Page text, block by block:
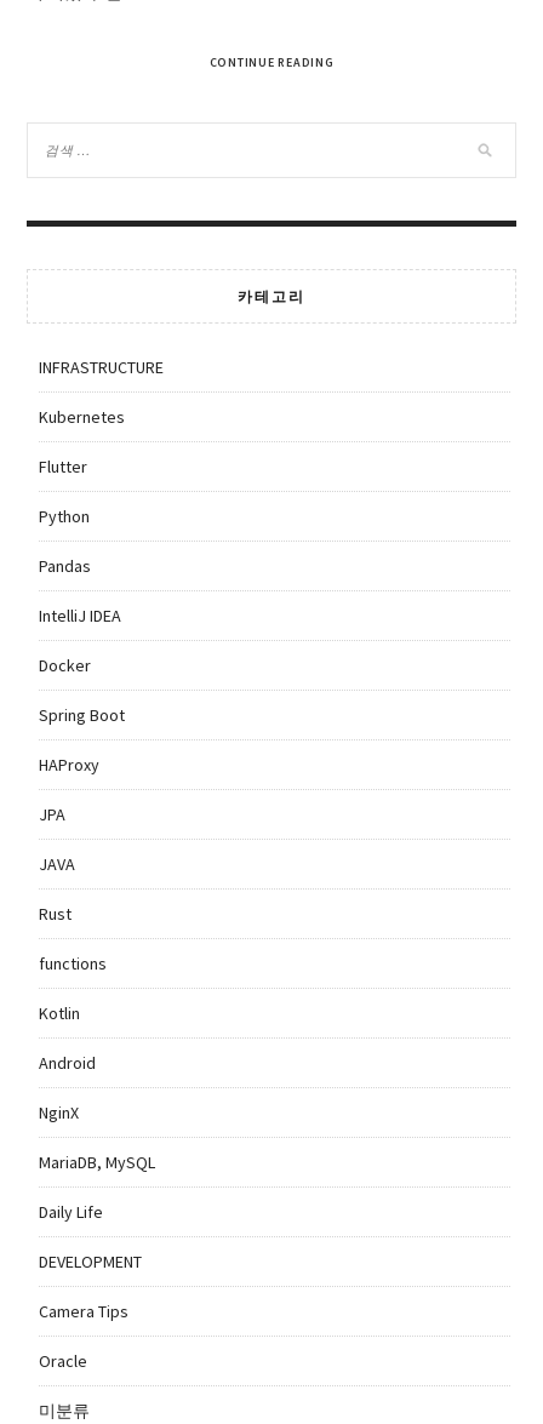
CONTINUE READING
카테고리
INFRASTRUCTURE
Kubernetes
Flutter
Python
Pandas
IntelliJ IDEA
Docker
Spring Boot
HAProxy
JPA
JAVA
Rust
functions
Kotlin
Android
NginX
MariaDB, MySQL
Daily Life
DEVELOPMENT
Camera Tips
Oracle
미분류